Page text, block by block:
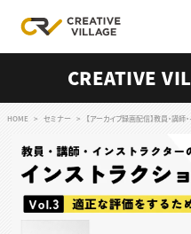
ログイン
RECRUIT
クリエイター求人を探す
CREATIVE
HOME セミナー 【アーカイブ録画配信】教員・講